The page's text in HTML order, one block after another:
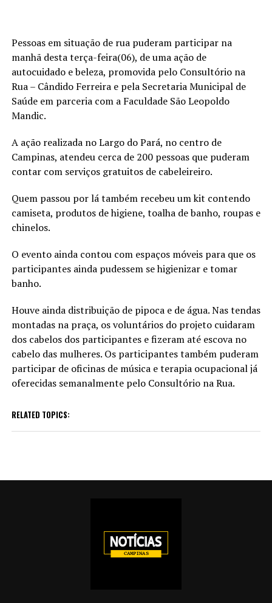
Pessoas em situação de rua puderam participar na
manhã desta terça-feira(06), de uma ação de
autocuidado e beleza, promovida pelo Consultório na
Rua – Cândido Ferreira e pela Secretaria Municipal de
Saúde em parceria com a Faculdade São Leopoldo
Mandic.
A ação realizada no Largo do Pará, no centro de
Campinas, atendeu cerca de 200 pessoas que puderam
contar com serviços gratuitos de cabeleireiro.
Quem passou por lá também recebeu um kit contendo
camiseta, produtos de higiene, toalha de banho, roupas e
chinelos.
O evento ainda contou com espaços móveis para que os
participantes ainda pudessem se higienizar e tomar
banho.
Houve ainda distribuição de pipoca e de água. Nas tendas
montadas na praça, os voluntários do projeto cuidaram
dos cabelos dos participantes e fizeram até escova no
cabelo das mulheres. Os participantes também puderam
participar de oficinas de música e terapia ocupacional já
oferecidas semanalmente pelo Consultório na Rua.
RELATED TOPICS: